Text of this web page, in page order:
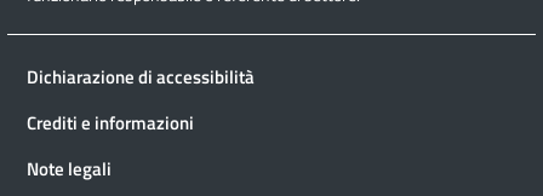
Dichiarazione di accessibilità
Crediti e informazioni
Note legali